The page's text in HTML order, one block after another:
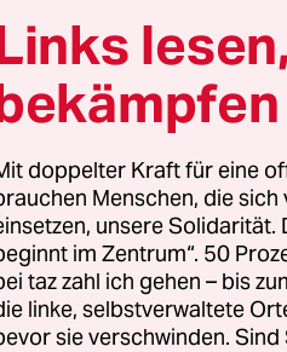
für die
könnten aber
nötig, sollten die
und andere
zulassen, die
Da
geforscht werde
die Zulassung nicht
doppelter Kraft für eine
Menschen, die
unsere Solidarität.
im Zentrum“. 50
taz zahl ich gehen – bis
linke, selbstverwaltete
sie verschwinden. Sind